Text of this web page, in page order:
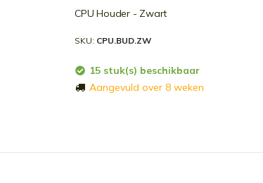
CPU Houder - Zwart
SKU CPU.BUD.ZW
15 stuk(s) beschikbaar
Aangevuld over 8 weken